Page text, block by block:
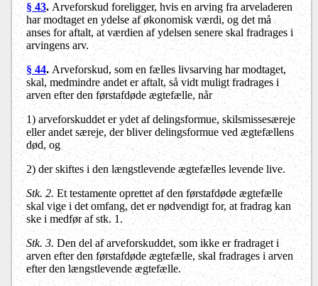
§ 43. Arveforskud foreligger, hvis en arving fra arveladeren
har modtaget en ydelse af økonomisk værdi, og det må
anses for aftalt, at værdien af ydelsen senere skal fradrages i
arvingens arv.
§ 44. Arveforskud, som en fælles livsarving har modtaget,
skal, medmindre andet er aftalt, så vidt muligt fradrages i
arven efter den førstafdøde ægtefælle, når
1) arveforskuddet er ydet af delingsformue, skilsmissesæreje
eller andet særeje, der bliver delingsformue ved ægtefællens
død, og
2) der skiftes i den længstlevende ægtefælles levende live.
Stk. 2. Et testamente oprettet af den førstafdøde ægtefælle
skal vige i det omfang, det er nødvendigt for, at fradrag kan
ske i medfør af stk. 1.
Stk. 3. Den del af arveforskuddet, som ikke er fradraget i
arven efter den førstafdøde ægtefælle, skal fradrages i arven
efter den længstlevende ægtefælle.